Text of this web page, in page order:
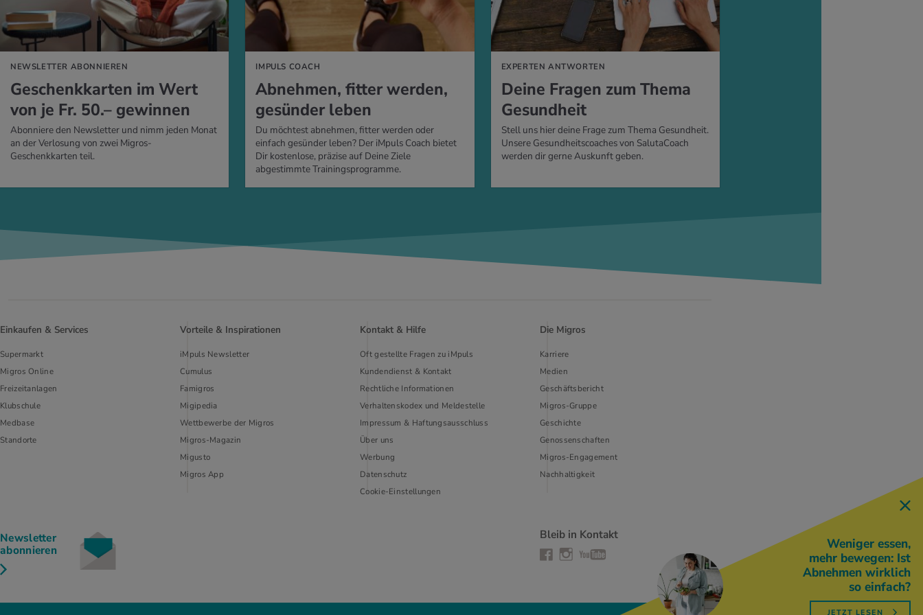
NEWSLETTER ABONNIEREN
Ge­schenk­kar­ten im Wert
von je Fr. 50.– ge­win­nen
Abonniere den Newsletter und nimm jeden Monat
an der Verlosung von zwei Migros-
Geschenkkarten teil.
IMPULS COACH
Ab­neh­men, fit­ter wer­den,
ge­sün­der leben
Du möchtest abnehmen, fitter werden oder
einfach gesünder leben? Der iMpuls Coach bietet
Dir kostenlose, präzise auf Deine Ziele
abgestimmte Trainingsprogramme.
EXPERTEN ANTWORTEN
Deine Fra­gen zum Thema
Ge­sund­heit
Stell uns hier deine Frage zum Thema Gesundheit.
Unsere Gesundheitscoaches von SalutaCoach
werden dir gerne Auskunft geben.
Einkaufen & Services
Supermarkt
Migros Online
Freizeitanlagen
Klubschule
Medbase
Standorte
Vorteile & Inspirationen
iMpuls Newsletter
Cumulus
Famigros
Migipedia
Wettbewerbe der Migros
Migros-Magazin
Migusto
Migros App
Kontakt & Hilfe
Oft gestellte Fragen zu iMpuls
Kundendienst & Kontakt
Rechtliche Informationen
Verhaltenskodex und Meldestelle
Impressum & Haftungsausschluss
Über uns
Werbung
Datenschutz
Cookie-Einstellungen
Die Migros
Karriere
Medien
Geschäftsbericht
Migros-Gruppe
Geschichte
Genossenschaften
Migros-Engagement
Nachhaltigkeit
Newsletter
abonnieren
Bleib in Kontakt
Facebook
Instagram
YouTube
Weniger essen,
mehr bewegen: Ist
Abnehmen wirklich
so einfach?
JETZT LESEN